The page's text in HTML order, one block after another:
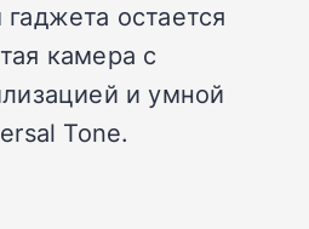
остается
камера с
и умной
Tone.